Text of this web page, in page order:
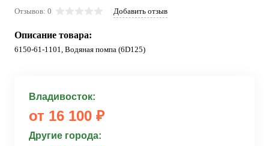
Отзывов: 0 Добавить отзыв
Описание товара:
6150-61-1101, Водяная помпа (6D125)
Владивосток:
от 16 100 ₽
Другие города: